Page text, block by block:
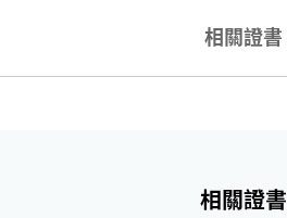
相關證書
相關證書